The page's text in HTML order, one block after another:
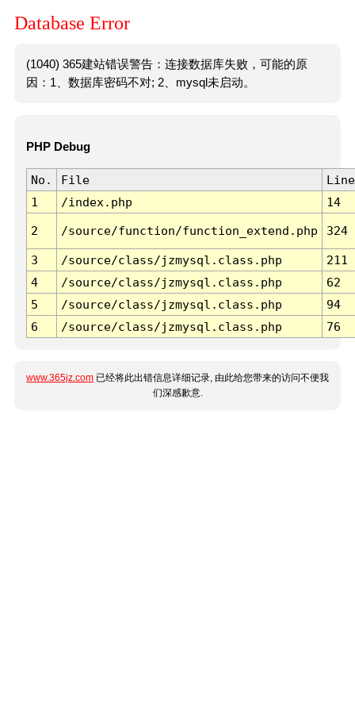
Database Error
(1040) 365建站错误警告：连接数据库失败，可能的原
因：1、数据库密码不对; 2、mysql未启动。
PHP Debug
No. File
Line
1
/index.php 14
2 /source/function/function_extend.php 324
3 /source/class/jzmysql.class.php
211
4
/source/class/jzmysql.class.php
62
5
/source/class/jzmysql.class.php
94
6
/source/class/jzmysql.class.php 76
www.365jz.com 已经将此出错信息详细记录, 由此给您带来的访问不便我
们深感歉意.